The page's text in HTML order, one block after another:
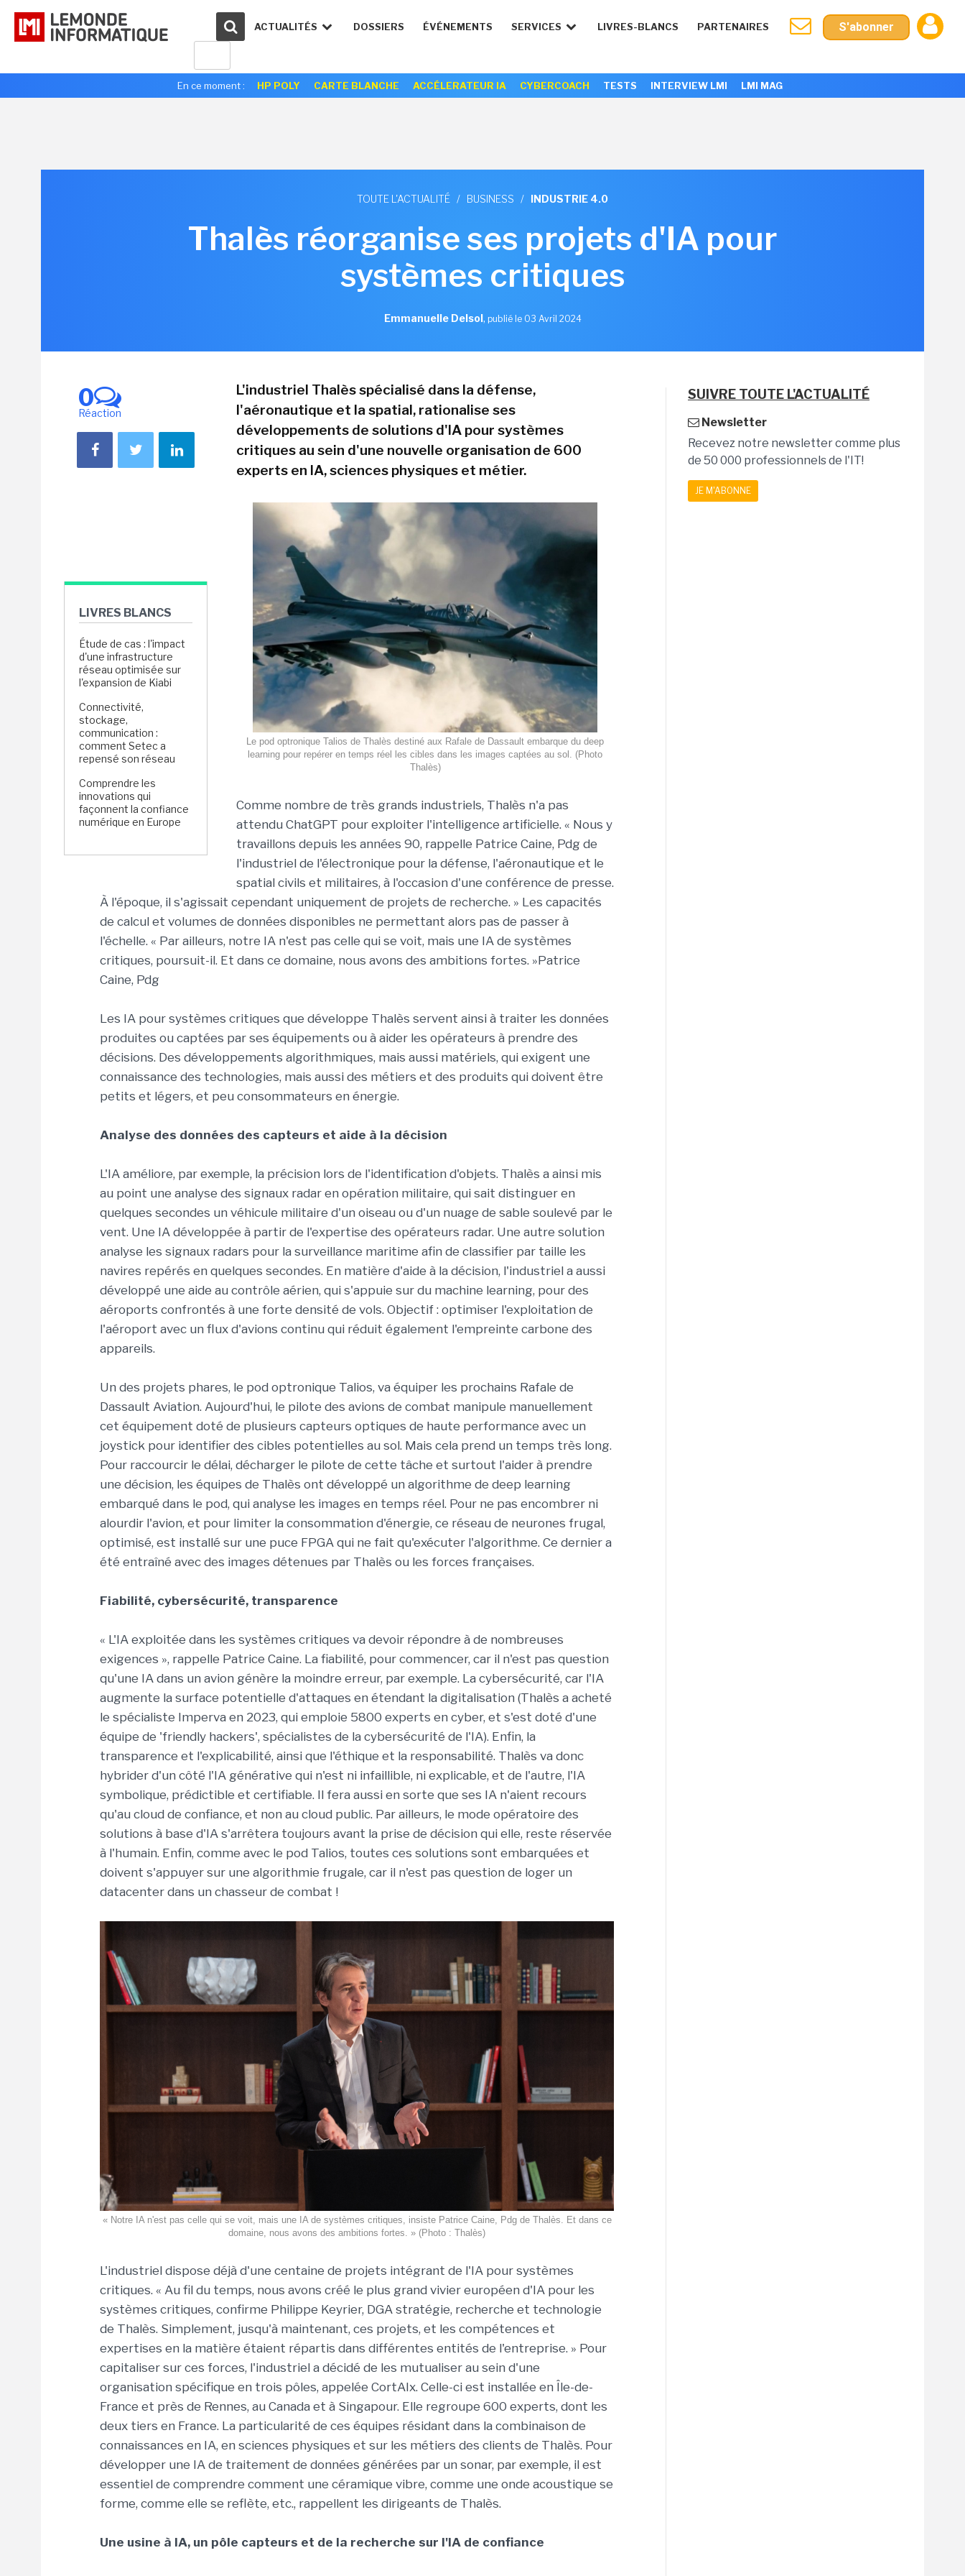
ACTUALITÉS DOSSIERS ÉVÉNEMENTS SERVICES LIVRES-BLANCS PARTENAIRES S'abonner
En ce moment : HP POLY CARTE BLANCHE ACCÉLERATEUR IA CYBERCOACH TESTS INTERVIEW LMI LMI MAG
TOUTE L'ACTUALITÉ / BUSINESS / INDUSTRIE 4.0
Thalès réorganise ses projets d'IA pour
systèmes critiques
Emmanuelle Delsol, publié le 03 Avril 2024
0
Réaction
LIVRES BLANCS
Étude de cas : l'impact
d'une infrastructure
réseau optimisée sur
l'expansion de Kiabi
Connectivité,
stockage,
communication :
comment Setec a
repensé son réseau
Comprendre les
innovations qui
façonnent la confiance
numérique en Europe
L'industriel Thalès spécialisé dans la défense,
l'aéronautique et la spatial, rationalise ses
développements de solutions d'IA pour systèmes
critiques au sein d'une nouvelle organisation de 600
experts en IA, sciences physiques et métier.
Le pod optronique Talios de Thalès destiné aux Rafale de Dassault embarque du deep
learning pour repérer en temps réel les cibles dans les images captées au sol. (Photo
Thalès)
Comme nombre de très grands industriels, Thalès n'a pas
attendu ChatGPT pour exploiter l'intelligence artificielle. « Nous y
travaillons depuis les années 90, rappelle Patrice Caine, Pdg de
l'industriel de l'électronique pour la défense, l'aéronautique et le
spatial civils et militaires, à l'occasion d'une conférence de presse.
À l'époque, il s'agissait cependant uniquement de projets de recherche. » Les capacités
de calcul et volumes de données disponibles ne permettant alors pas de passer à
l'échelle. « Par ailleurs, notre IA n'est pas celle qui se voit, mais une IA de systèmes
critiques, poursuit-il. Et dans ce domaine, nous avons des ambitions fortes. »Patrice
Caine, Pdg
Les IA pour systèmes critiques que développe Thalès servent ainsi à traiter les données
produites ou captées par ses équipements ou à aider les opérateurs à prendre des
décisions. Des développements algorithmiques, mais aussi matériels, qui exigent une
connaissance des technologies, mais aussi des métiers et des produits qui doivent être
petits et légers, et peu consommateurs en énergie.
Analyse des données des capteurs et aide à la décision
L'IA améliore, par exemple, la précision lors de l'identification d'objets. Thalès a ainsi mis
au point une analyse des signaux radar en opération militaire, qui sait distinguer en
quelques secondes un véhicule militaire d'un oiseau ou d'un nuage de sable soulevé par le
vent. Une IA développée à partir de l'expertise des opérateurs radar. Une autre solution
analyse les signaux radars pour la surveillance maritime afin de classifier par taille les
navires repérés en quelques secondes. En matière d'aide à la décision, l'industriel a aussi
développé une aide au contrôle aérien, qui s'appuie sur du machine learning, pour des
aéroports confrontés à une forte densité de vols. Objectif : optimiser l'exploitation de
l'aéroport avec un flux d'avions continu qui réduit également l'empreinte carbone des
appareils.
Un des projets phares, le pod optronique Talios, va équiper les prochains Rafale de
Dassault Aviation. Aujourd'hui, le pilote des avions de combat manipule manuellement
cet équipement doté de plusieurs capteurs optiques de haute performance avec un
joystick pour identifier des cibles potentielles au sol. Mais cela prend un temps très long.
Pour raccourcir le délai, décharger le pilote de cette tâche et surtout l'aider à prendre
une décision, les équipes de Thalès ont développé un algorithme de deep learning
embarqué dans le pod, qui analyse les images en temps réel. Pour ne pas encombrer ni
alourdir l'avion, et pour limiter la consommation d'énergie, ce réseau de neurones frugal,
optimisé, est installé sur une puce FPGA qui ne fait qu'exécuter l'algorithme. Ce dernier a
été entraîné avec des images détenues par Thalès ou les forces françaises.
Fiabilité, cybersécurité, transparence
« L'IA exploitée dans les systèmes critiques va devoir répondre à de nombreuses
exigences », rappelle Patrice Caine. La fiabilité, pour commencer, car il n'est pas question
qu'une IA dans un avion génère la moindre erreur, par exemple. La cybersécurité, car l'IA
augmente la surface potentielle d'attaques en étendant la digitalisation (Thalès a acheté
le spécialiste Imperva en 2023, qui emploie 5800 experts en cyber, et s'est doté d'une
équipe de 'friendly hackers', spécialistes de la cybersécurité de l'IA). Enfin, la
transparence et l'explicabilité, ainsi que l'éthique et la responsabilité. Thalès va donc
hybrider d'un côté l'IA générative qui n'est ni infaillible, ni explicable, et de l'autre, l'IA
symbolique, prédictible et certifiable. Il fera aussi en sorte que ses IA n'aient recours
qu'au cloud de confiance, et non au cloud public. Par ailleurs, le mode opératoire des
solutions à base d'IA s'arrêtera toujours avant la prise de décision qui elle, reste réservée
à l'humain. Enfin, comme avec le pod Talios, toutes ces solutions sont embarquées et
doivent s'appuyer sur une algorithmie frugale, car il n'est pas question de loger un
datacenter dans un chasseur de combat !
« Notre IA n'est pas celle qui se voit, mais une IA de systèmes critiques, insiste Patrice Caine, Pdg de Thalès. Et dans ce
domaine, nous avons des ambitions fortes. » (Photo : Thalès)
L'industriel dispose déjà d'une centaine de projets intégrant de l'IA pour systèmes
critiques. « Au fil du temps, nous avons créé le plus grand vivier européen d'IA pour les
systèmes critiques, confirme Philippe Keyrier, DGA stratégie, recherche et technologie
de Thalès. Simplement, jusqu'à maintenant, ces projets, et les compétences et
expertises en la matière étaient répartis dans différentes entités de l'entreprise. » Pour
capitaliser sur ces forces, l'industriel a décidé de les mutualiser au sein d'une
organisation spécifique en trois pôles, appelée CortAIx. Celle-ci est installée en Île-de-
France et près de Rennes, au Canada et à Singapour. Elle regroupe 600 experts, dont les
deux tiers en France. La particularité de ces équipes résidant dans la combinaison de
connaissances en IA, en sciences physiques et sur les métiers des clients de Thalès. Pour
développer une IA de traitement de données générées par un sonar, par exemple, il est
essentiel de comprendre comment une céramique vibre, comme une onde acoustique se
forme, comme elle se reflète, etc., rappellent les dirigeants de Thalès.
Une usine à IA, un pôle capteurs et de la recherche sur l'IA de confiance
SUIVRE TOUTE L'ACTUALITÉ
Newsletter
Recevez notre newsletter comme plus
de 50 000 professionnels de l'IT!
JE M'ABONNE